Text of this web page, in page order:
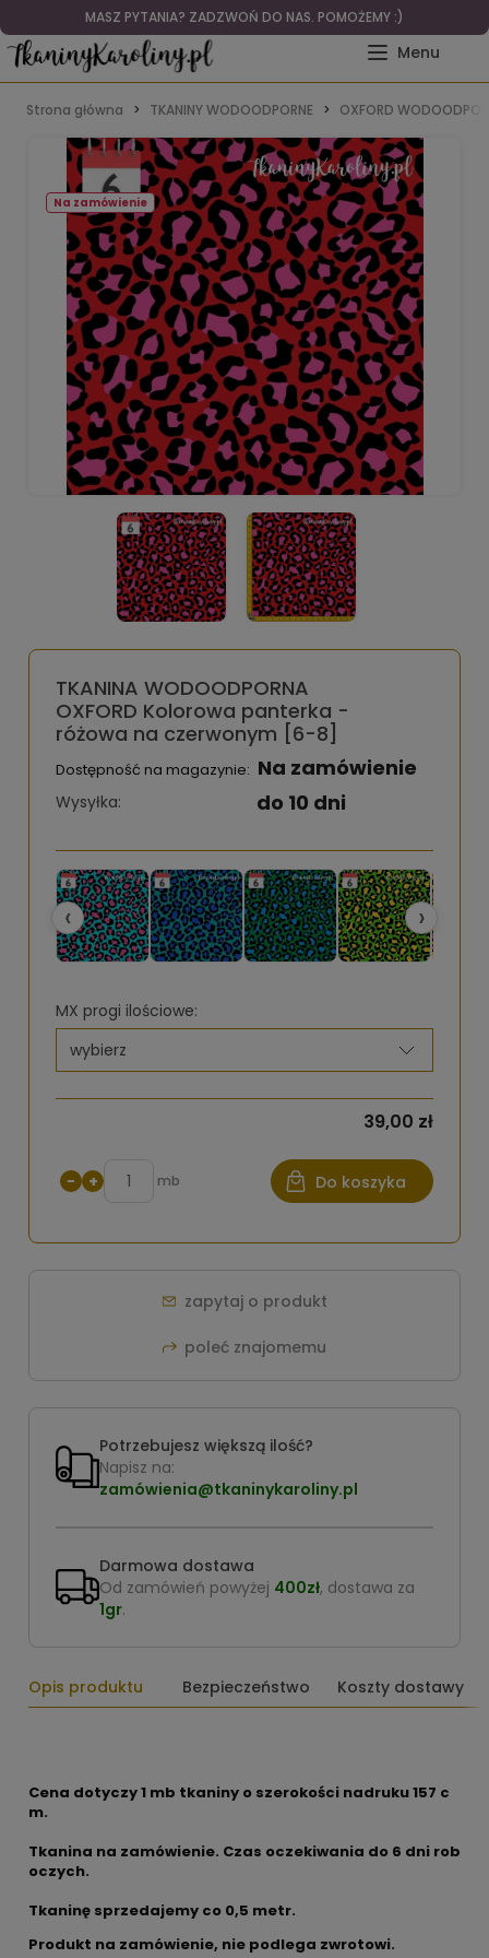
MASZ PYTANIA? ZADZWOŃ DO NAS. POMOŻEMY :)
Strona główna TKANINY WODOODPORNE OXFORD
Na zamówienie
TKANINA WODOODPORNA
OXFORD Kolorowa panterka -
różowa na czerwonym [6-8]
Dostępność na magazynie: Na zamówienie
Wysyłka: do 10 dni
‹ ›
MX progi ilościowe:
39,00 zł
− + mb Do koszyka
zapytaj o produkt
poleć znajomemu
Potrzebujesz większą ilość?
Napisz na:
zamówienia@tkaninykaroliny.pl
Darmowa dostawa
Od zamówień powyżej 400zł, dostawa za
1gr.
Opis produktu Bezpieczeństwo Koszty dostawy
Cena dotyczy 1 mb tkaniny o szerokości nadruku 157 c
m.
Tkanina na zamówienie. Czas oczekiwania do 6 dni rob
oczych.
Tkaninę sprzedajemy co 0,5 metr.
Produkt na zamówienie, nie podlega zwrotowi.